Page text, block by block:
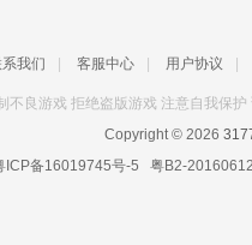
我们 客服中心 用户协议
不良游戏 拒绝盗版游戏 注意自我保
Copyright © 2026
ICP备16019745号-5 粤B2-